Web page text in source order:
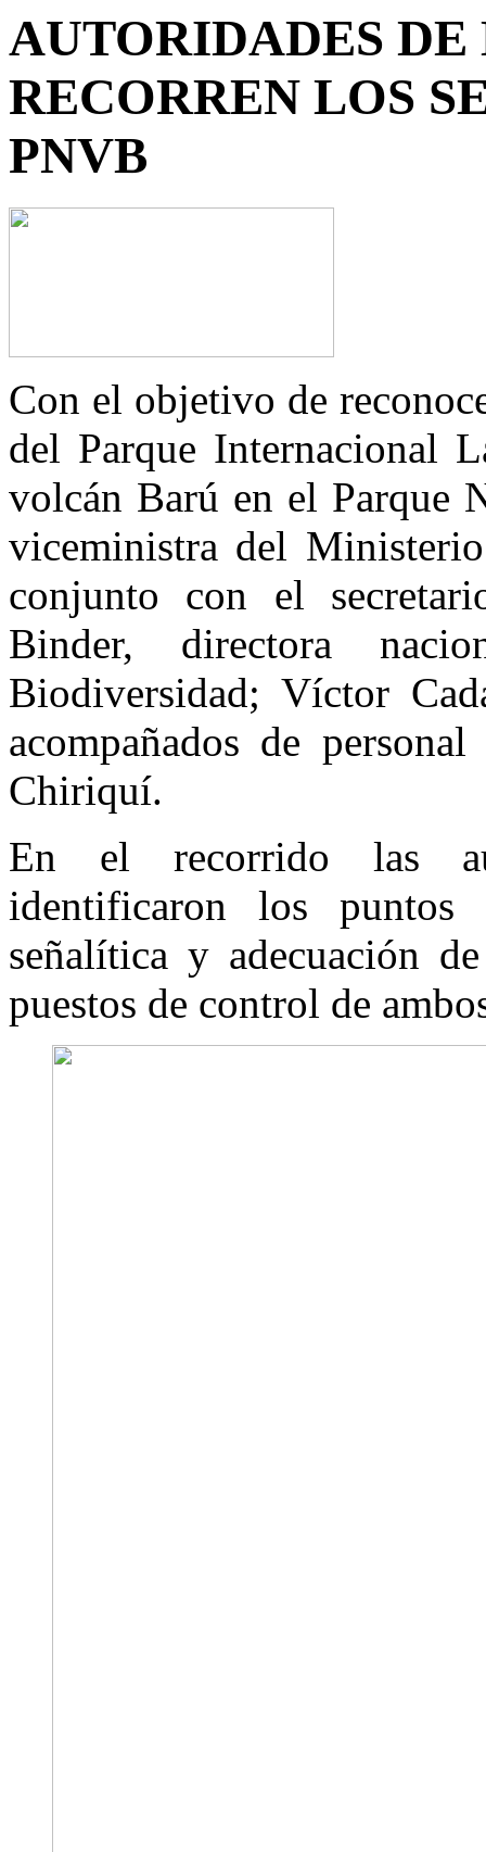
AUTORIDADES
RECORREN LOS
PNVB
Con el objetivo de
del Parque Internacional
volcán Barú en el Parque
viceministra del
conjunto con el
Binder, directora
Biodiversidad; Víctor
acompañados de
Chiriquí.
En el recorrido las
identificaron los
señalítica y adecuación
puestos de control de